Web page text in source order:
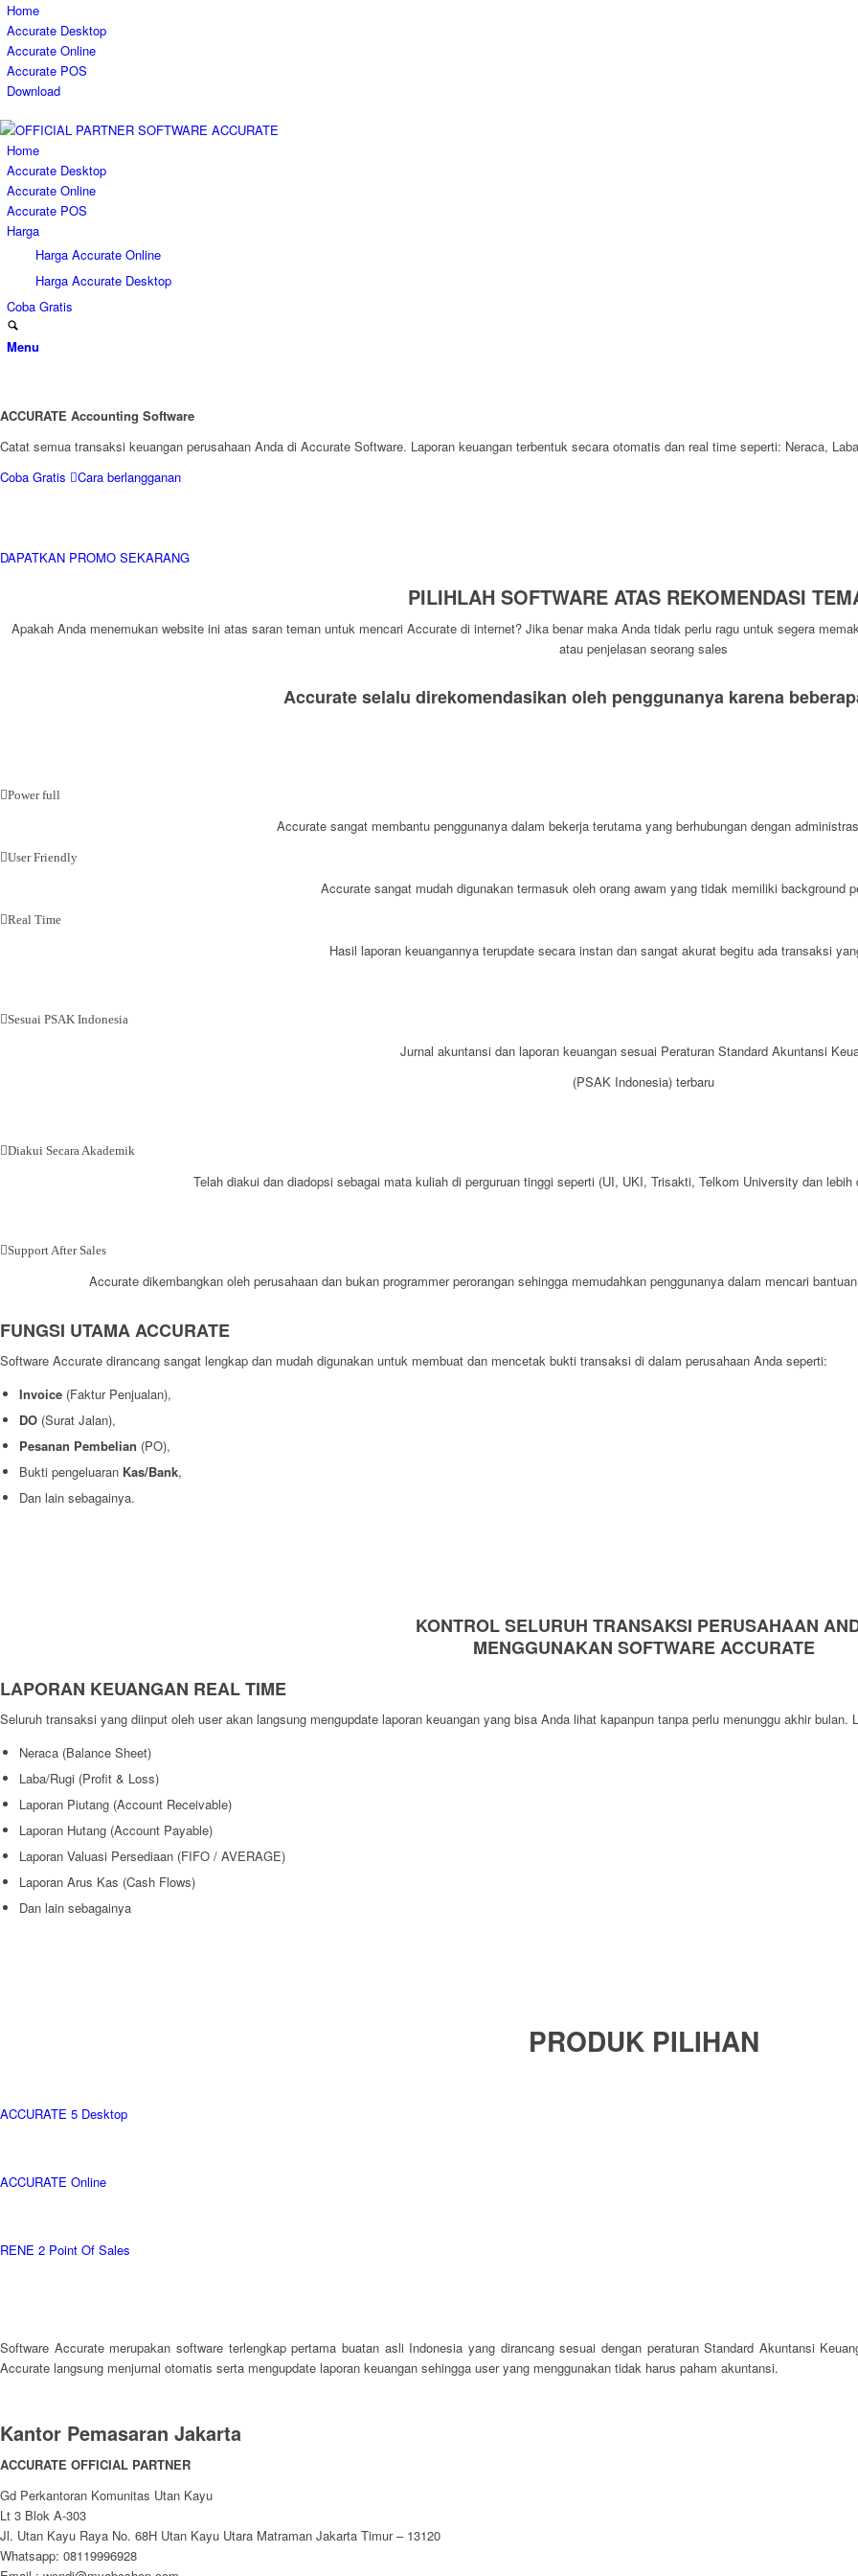
Home
Accurate Desktop
Accurate Online
Accurate POS
Download
Home
Accurate Desktop
Accurate Online
Accurate POS
Harga
Harga Accurate Online
Harga Accurate Desktop
Coba Gratis
Menu
ACCURATE Accounting Software
Catat semua transaksi keuangan perusahaan Anda di Accurate Software. Laporan keuangan terbentuk secara otomatis dan real time seperti: Neraca,
Coba Gratis
Cara berlangganan
DAPATKAN PROMO SEKARANG
PILIHLAH SOFTWARE ATAS REKOMENDASI
Apakah Anda menemukan website ini atas saran teman untuk mencari Accurate di internet? Jika benar maka Anda tidak perlu ragu untuk segera
atau penjelasan seorang sales
Accurate selalu direkomendasikan oleh penggunanya karena
Power full
Accurate sangat membantu penggunanya dalam bekerja terutama yang berhubungan dengan
User Friendly
Accurate sangat mudah digunakan termasuk oleh orang awam yang tidak memiliki background
Real Time
Hasil laporan keuangannya terupdate secara instan dan sangat akurat begitu ada transaksi
Sesuai PSAK Indonesia
Jurnal akuntansi dan laporan keuangan sesuai Peraturan Standard Akuntansi
(PSAK Indonesia) terbaru
Diakui Secara Akademik
Telah diakui dan diadopsi sebagai mata kuliah di perguruan tinggi seperti (UI, UKI, Trisakti, Telkom University dan
Support After Sales
Accurate dikembangkan oleh perusahaan dan bukan programmer perorangan sehingga memudahkan penggunanya dalam mencari
FUNGSI UTAMA ACCURATE
Software Accurate dirancang sangat lengkap dan mudah digunakan untuk membuat dan mencetak bukti transaksi di dalam perusahaan Anda seperti:
Invoice (Faktur Penjualan),
DO (Surat Jalan),
Pesanan Pembelian (PO),
Bukti pengeluaran Kas/Bank,
Dan lain sebagainya.
KONTROL SELURUH TRANSAKSI PERUSAHAAN
MENGGUNAKAN SOFTWARE ACCURATE
LAPORAN KEUANGAN REAL TIME
Seluruh transaksi yang diinput oleh user akan langsung mengupdate laporan keuangan yang bisa Anda lihat kapanpun tanpa perlu menunggu akhir
Neraca (Balance Sheet)
Laba/Rugi (Profit & Loss)
Laporan Piutang (Account Receivable)
Laporan Hutang (Account Payable)
Laporan Valuasi Persediaan (FIFO / AVERAGE)
Laporan Arus Kas (Cash Flows)
Dan lain sebagainya
PRODUK PILIHAN
ACCURATE 5 Desktop
ACCURATE Online
RENE 2 Point Of Sales
Software Accurate merupakan software terlengkap pertama buatan asli Indonesia yang dirancang sesuai dengan peraturan Standard Akuntansi
Accurate langsung menjurnal otomatis serta mengupdate laporan keuangan sehingga user yang menggunakan tidak harus paham akuntansi.
Kantor Pemasaran Jakarta
ACCURATE OFFICIAL PARTNER
Gd Perkantoran Komunitas Utan Kayu
Lt 3 Blok A-303
Jl. Utan Kayu Raya No. 68H Utan Kayu Utara Matraman Jakarta Timur – 13120
Whatsapp: 08119996928